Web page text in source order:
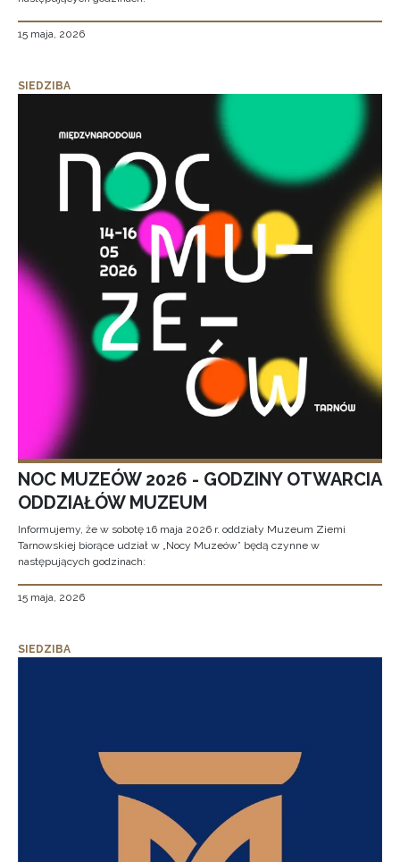
15 maja, 2026
SIEDZIBA
NOC MUZEÓW 2026 - GODZINY OTWARCIA
ODDZIAŁÓW MUZEUM
Informujemy, że w sobotę 16 maja 2026 r. oddziały Muzeum Ziemi
Tarnowskiej biorące udział w „Nocy Muzeów” będą czynne w
następujących godzinach:
15 maja, 2026
SIEDZIBA